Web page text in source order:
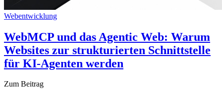
Webentwicklung
WebMCP und das Agentic Web: Warum
Websites zur strukturierten Schnittstelle
für KI-Agenten werden
Zum Beitrag